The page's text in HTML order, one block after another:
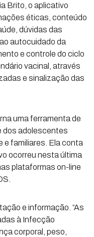
Brito, o aplicativo
éticas, conteúdo
dúvidas das
autocuidado da
e controle do ciclo
vacinal, através
e sinalização das
uma ferramenta de
dos adolescentes
e familiares. Ela conta
ocorreu nesta última
plataformas on-line
e informação. “As
à Infecção
corporal, peso,